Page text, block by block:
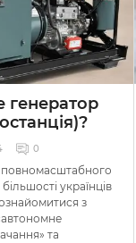
генератор
0
українців
з
та